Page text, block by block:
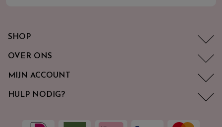
SHOP
OVER ONS
MIJN ACCOUNT
HULP NODIG?